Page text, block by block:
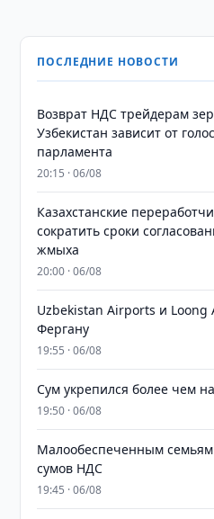
ПОСЛЕДНИЕ НОВОСТИ
Возврат НДС трейдерам
Узбекистан зависит от
парламента
20:15 · 06/08
Казахстанские
сократить сроки
жмыха
20:00 · 06/08
Uzbekistan Airports и Loong
Фергану
19:55 · 06/08
Сум укрепился более чем
19:50 · 06/08
Малообеспеченным
сумов НДС
19:45 · 06/08